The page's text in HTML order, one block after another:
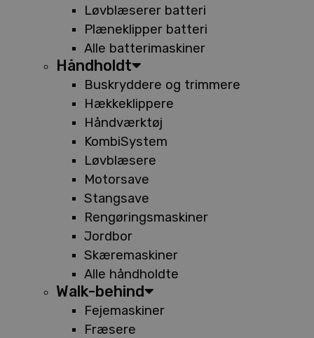
Løvblæserer batteri
Plæneklipper batteri
Alle batterimaskiner
Håndholdt
Buskryddere og trimmere
Hækkeklippere
Håndværktøj
KombiSystem
Løvblæsere
Motorsave
Stangsave
Rengøringsmaskiner
Jordbor
Skæremaskiner
Alle håndholdte
Walk-behind
Fejemaskiner
Fræsere